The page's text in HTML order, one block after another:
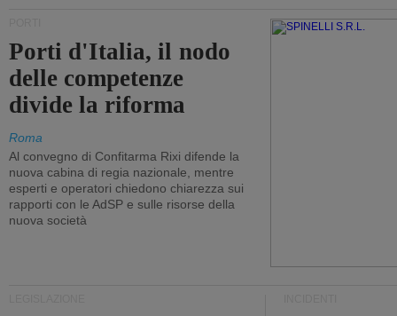
Porti d'Italia, il nodo
delle competenze
divide la riforma
Roma
Al convegno di Confitarma Rixi difende la
nuova cabina di regia nazionale, mentre
esperti e operatori chiedono chiarezza sui
rapporti con le AdSP e sulle risorse della
nuova società